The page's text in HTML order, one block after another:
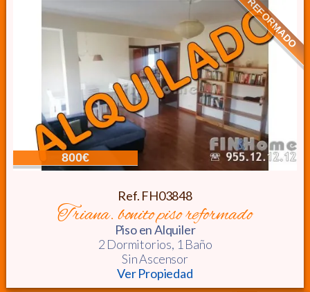
800€
REFORMADO
Ref. FH03848
triana. bonito piso reformado
Pisoen Alquiler
2 Dormitorios, 1 Baño
Sin Ascensor
Ver Propiedad